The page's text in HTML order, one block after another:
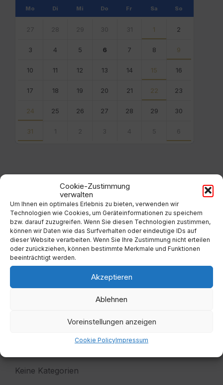
Cookie-Zustimmung
verwalten
Um Ihnen ein optimales Erlebnis zu bieten, verwenden wir
Technologien wie Cookies, um Geräteinformationen zu speichern
bzw. darauf zuzugreifen. Wenn Sie diesen Technologien zustimmen,
können wir Daten wie das Surfverhalten oder eindeutige IDs auf
dieser Website verarbeiten. Wenn Sie Ihre Zustimmung nicht erteilen
oder zurückziehen, können bestimmte Merkmale und Funktionen
beeinträchtigt werden.
Akzeptieren
Ablehnen
Voreinstellungen anzeigen
Cookie PolicyImpressum
Month
Mo Di Mi Do Fr Sa So
calendar
27 28 29 30 31 1 2
3 4 5 6 7 8 9
10 11 12 13 14 15 16
17 18 19 20 21 22 23
24 25 26 27 28 29 30
31 1 2 3 4 5 6
days
Von:
Bis:
Keine Kategorien